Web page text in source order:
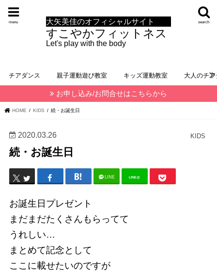
大矢美佳のオフィシャルサイト
すこやかフィットネス
Let's play with the body
search
menu
チアダンス 親子運動遊び教室 キッズ運動教室 大人のチ
お申し込み/お問合せはこちらから
HOME KIDS 続・お誕生日
KIDS
2020.03.26
続・お誕生日
LINE LINE@
お誕生日プレゼント
まだまだたくさんもらってて
うれしい…
まとめて記念として
ここに載せたいのですが